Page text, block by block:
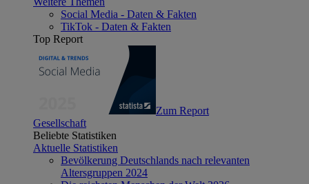
Social Media - Daten & Fakten
TikTok - Daten & Fakten
Top Report
Zum Report
Gesellschaft
Beliebte Statistiken
Aktuelle Statistiken
Bevölkerung Deutschlands nach relevanten
Altersgruppen 2024